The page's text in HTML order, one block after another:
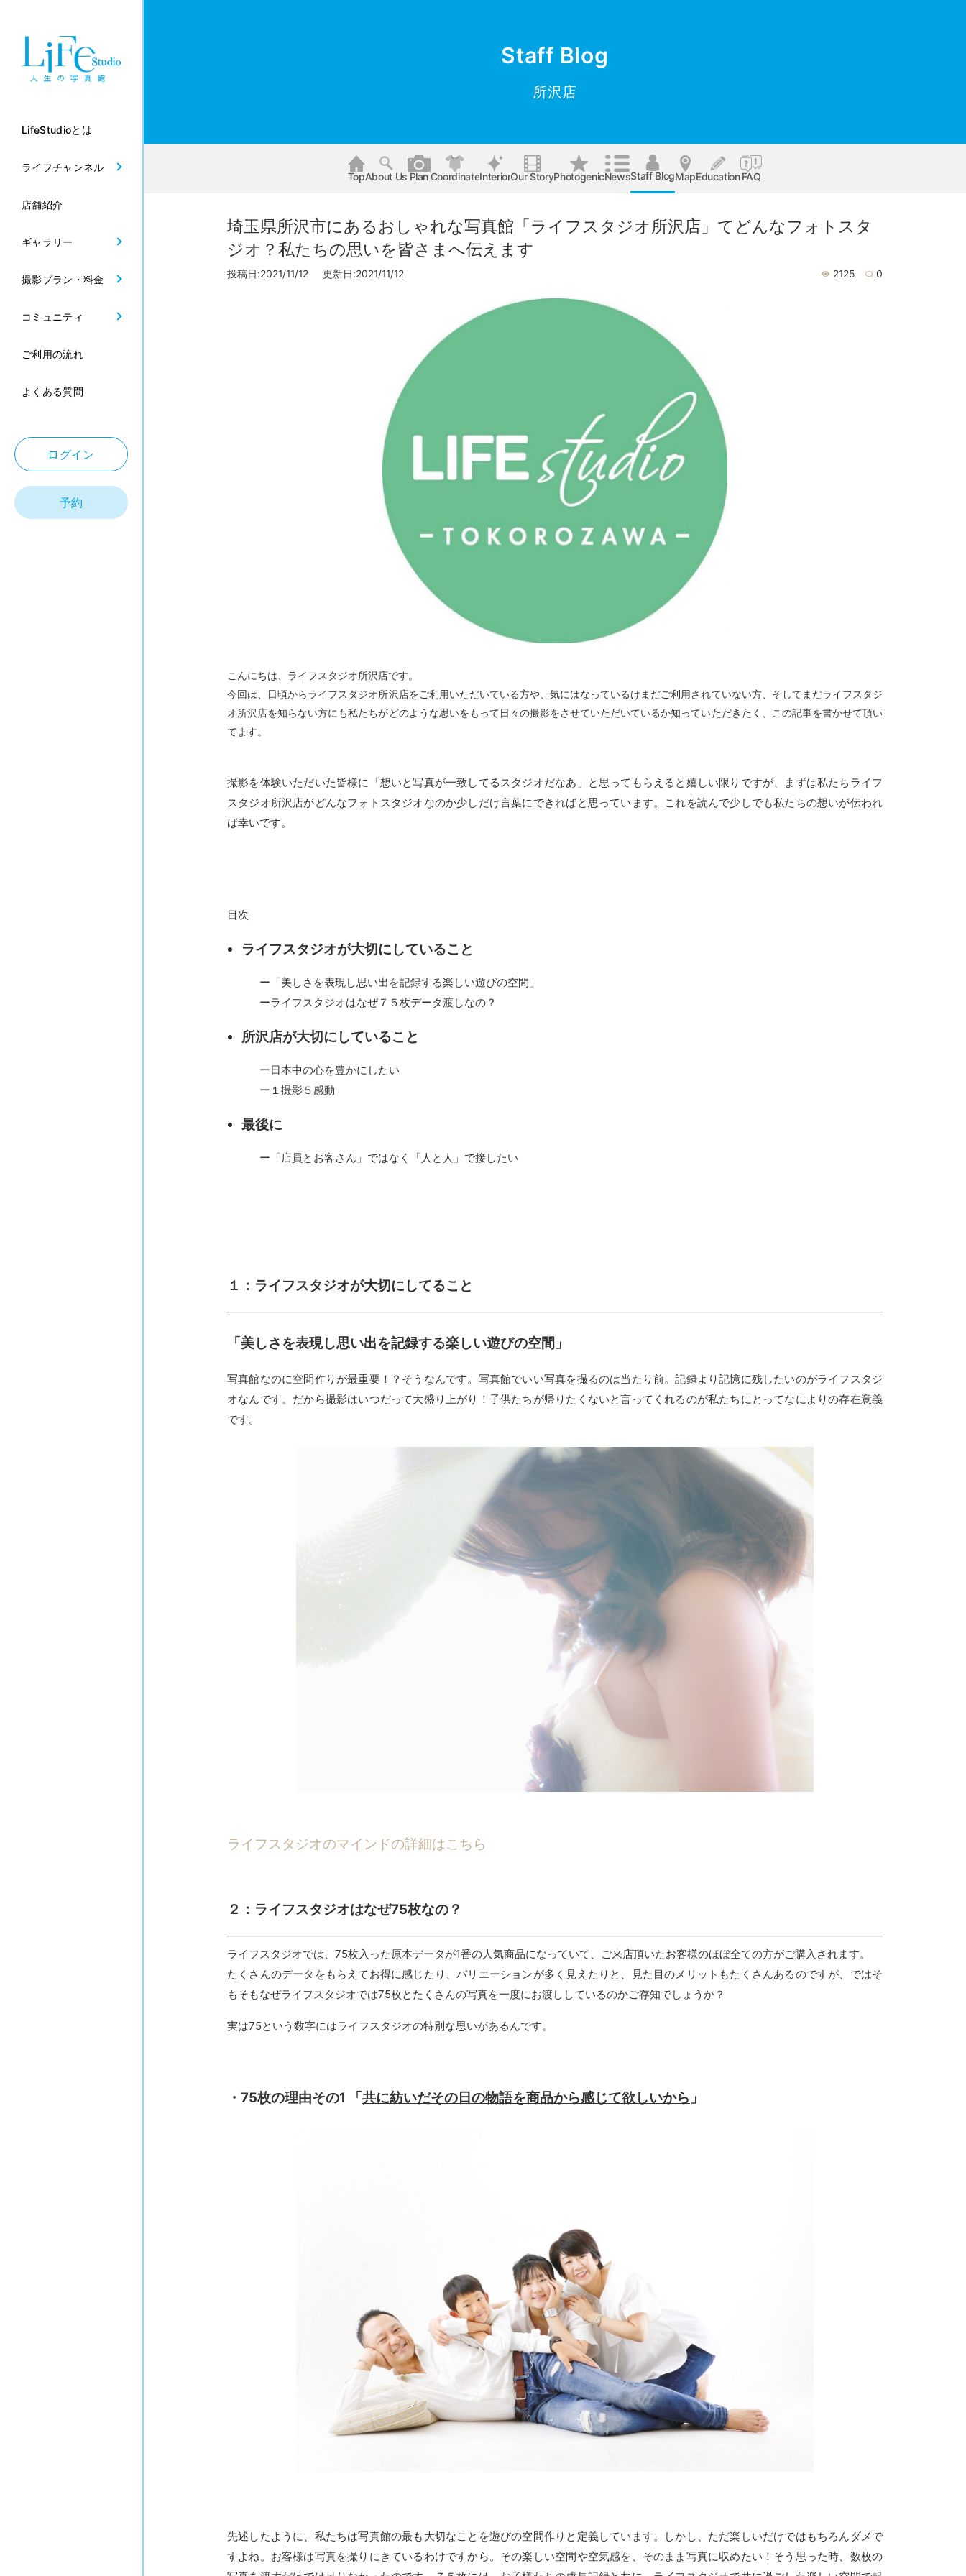
LifeStudioとは
ライフチャンネル
店舗紹介
ギャラリー
撮影プラン・料金
コミュニティ
ご利用の流れ
よくある質問
ログイン
予約
Staff Blog
所沢店
TopAbout Us PlanCoordinateInteriorOur StoryPhotogenicNewsStaff BlogMapEducationFAQ
埼玉県所沢市にあるおしゃれな写真館「ライフスタジオ所沢店」てどんなフォトスタ
ジオ？私たちの思いを皆さまへ伝えます
投稿日:2021/11/12 更新日:2021/11/12 2125 0
こんにちは、ライフスタジオ所沢店です。
今回は、日頃からライフスタジオ所沢店をご利用いただいている方や、気にはなっているけまだご利用されていない方、そしてまだライフスタジ
オ所沢店を知らない方にも私たちがどのような思いをもって日々の撮影をさせていただいているか知っていただきたく、この記事を書かせて頂い
てます。
撮影を体験いただいた皆様に「想いと写真が一致してるスタジオだなあ」と思ってもらえると嬉しい限りですが、まずは私たちライフ
スタジオ所沢店がどんなフォトスタジオなのか少しだけ言葉にできればと思っています。これを読んで少しでも私たちの想いが伝われ
ば幸いです。
目次
ライフスタジオが大切にしていること
ー「美しさを表現し思い出を記録する楽しい遊びの空間」
ーライフスタジオはなぜ７５枚データ渡しなの？
所沢店が大切にしていること
ー日本中の心を豊かにしたい
ー１撮影５感動
最後に
ー「店員とお客さん」ではなく「人と人」で接したい
１：ライフスタジオが大切にしてること
「美しさを表現し思い出を記録する楽しい遊びの空間」
写真館なのに空間作りが最重要！？そうなんです。写真館でいい写真を撮るのは当たり前。記録より記憶に残したいのがライフスタジ
オなんです。だから撮影はいつだって大盛り上がり！子供たちが帰りたくないと言ってくれるのが私たちにとってなによりの存在意義
です。
ライフスタジオのマインドの詳細はこちら
２：ライフスタジオはなぜ75枚なの？
ライフスタジオでは、75枚入った原本データが1番の人気商品になっていて、ご来店頂いたお客様のほぼ全ての方がご購入されます。
たくさんのデータをもらえてお得に感じたり、バリエーションが多く見えたりと、見た目のメリットもたくさんあるのですが、ではそ
もそもなぜライフスタジオでは75枚とたくさんの写真を一度にお渡ししているのかご存知でしょうか？
実は75という数字にはライフスタジオの特別な思いがあるんです。
・75枚の理由その1 「共に紡いだその日の物語を商品から感じて欲しいから 」
先述したように、私たちは写真館の最も大切なことを遊びの空間作りと定義しています。しかし、ただ楽しいだけではもちろんダメで
すよね。お客様は写真を撮りにきているわけですから。その楽しい空間や空気感を、そのまま写真に収めたい！そう思った時、数枚の